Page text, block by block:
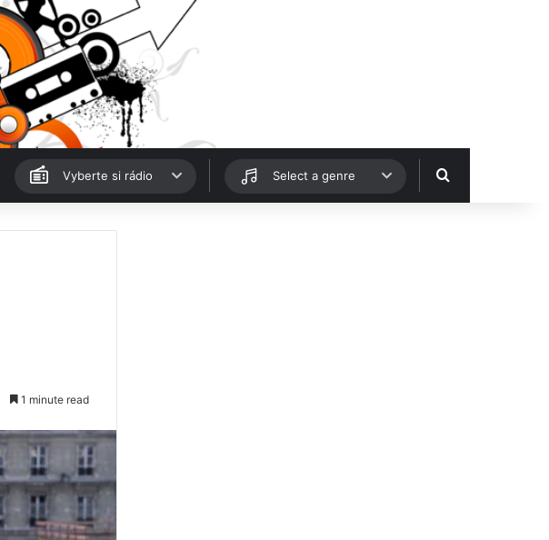
Vyberte si rádio Select a genre Hledat
1 minute read